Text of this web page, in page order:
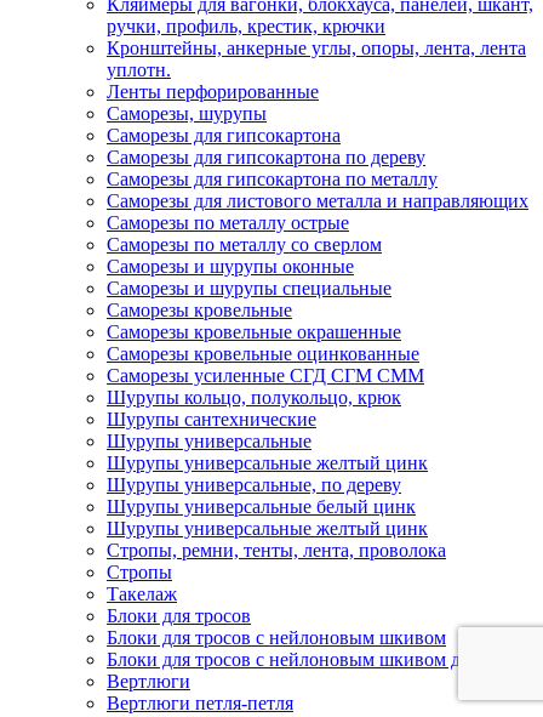
Кляймеры для вагонки, блокхауса, панелей, шкант,
ручки, профиль, крестик, крючки
Кронштейны, анкерные углы, опоры, лента, лента
уплотн.
Ленты перфорированные
Саморезы, шурупы
Саморезы для гипсокартона
Саморезы для гипсокартона по дереву
Саморезы для гипсокартона по металлу
Саморезы для листового металла и направляющих
Саморезы по металлу острые
Саморезы по металлу со сверлом
Саморезы и шурупы оконные
Саморезы и шурупы специальные
Саморезы кровельные
Саморезы кровельные окрашенные
Саморезы кровельные оцинкованные
Саморезы усиленные СГД СГМ СММ
Шурупы кольцо, полукольцо, крюк
Шурупы сантехнические
Шурупы универсальные
Шурупы универсальные желтый цинк
Шурупы универсальные, по дереву
Шурупы универсальные белый цинк
Шурупы универсальные желтый цинк
Стропы, ремни, тенты, лента, проволока
Стропы
Такелаж
Блоки для тросов
Блоки для тросов с нейлоновым шкивом
Блоки для тросов с нейлоновым шкивом двойные
Вертлюги
Вертлюги петля-петля